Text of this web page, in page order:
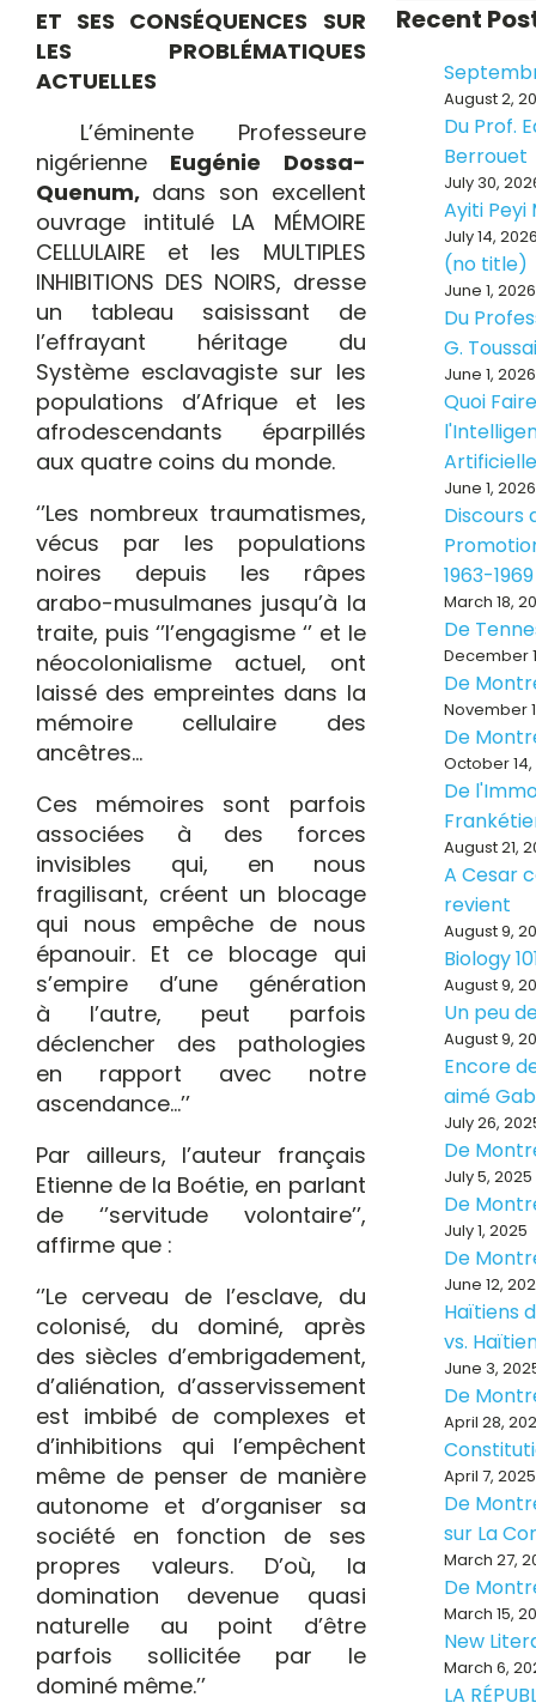
ET SES CONSÉQUENCES SUR
LES PROBLÉMATIQUES
ACTUELLES
L’éminente Professeure
nigérienne Eugénie Dossa-
Quenum, dans son excellent
ouvrage intitulé LA MÉMOIRE
CELLULAIRE et les MULTIPLES
INHIBITIONS DES NOIRS, dresse
un tableau saisissant de
l’effrayant héritage du
Système esclavagiste sur les
populations d’Afrique et les
afrodescendants éparpillés
aux quatre coins du monde.
‘’Les nombreux traumatismes,
vécus par les populations
noires depuis les râpes
arabo-musulmanes jusqu’à la
traite, puis ‘’l’engagisme ‘’ et le
néocolonialisme actuel, ont
laissé des empreintes dans la
mémoire cellulaire des
ancêtres…
Ces mémoires sont parfois
associées à des forces
invisibles qui, en nous
fragilisant, créent un blocage
qui nous empêche de nous
épanouir. Et ce blocage qui
s’empire d’une génération
à l’autre, peut parfois
déclencher des pathologies
en rapport avec notre
ascendance…’’
Par ailleurs, l’auteur français
Etienne de la Boétie, en parlant
de ‘’servitude volontaire’’,
affirme que :
‘’Le cerveau de l’esclave, du
colonisé, du dominé, après
des siècles d’embrigadement,
d’aliénation, d’asservissement
est imbibé de complexes et
d’inhibitions qui l’empêchent
même de penser de manière
autonome et d’organiser sa
société en fonction de ses
propres valeurs. D’où, la
domination devenue quasi
naturelle au point d’être
parfois sollicitée par le
dominé même.’’
Recent
August 2,
Du Prof.
Berrouet
July 30,
Ayiti Peyi
July 14,
(no title)
June 1, 2026
Du
G.
June 1, 2026
Quoi
June 1, 2026
Discours
1963-1969
March 18,
De
December
De
November
De
October
De
August 21,
A Cesar
revient
August 9,
Biology
August 9,
Un peu
August 9,
Encore
aimé
July 26,
De
July 5, 2025
De
July 1, 2025
De
June 12,
Haïtiens
vs.
June 3,
De
April 28,
April 7, 2025
De
sur La
March 27,
De
March 15,
New
March 6,
LA